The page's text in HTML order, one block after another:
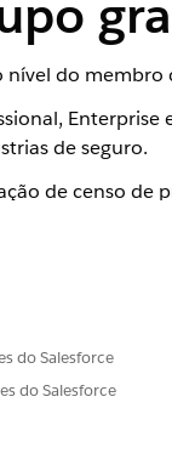
nível do membro
de seguro.
de censo
do Salesforce
do Salesforce